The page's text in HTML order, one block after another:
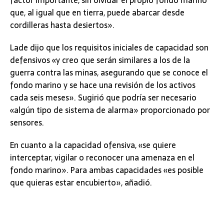
que, al igual que en tierra, puede abarcar desde
cordilleras hasta desiertos».
Lade dijo que los requisitos iniciales de capacidad son
defensivos «y creo que serán similares a los de la
guerra contra las minas, asegurando que se conoce el
fondo marino y se hace una revisión de los activos
cada seis meses». Sugirió que podría ser necesario
«algún tipo de sistema de alarma» proporcionado por
sensores.
En cuanto a la capacidad ofensiva, «se quiere
interceptar, vigilar o reconocer una amenaza en el
fondo marino». Para ambas capacidades «es posible
que quieras estar encubierto», añadió.